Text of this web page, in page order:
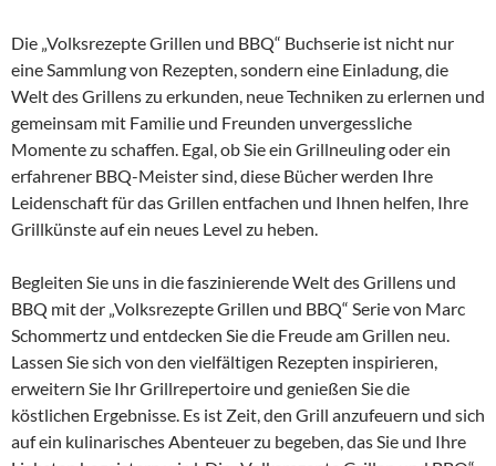
Die „Volksrezepte Grillen und BBQ“ Buchserie ist nicht nur
eine Sammlung von Rezepten, sondern eine Einladung, die
Welt des Grillens zu erkunden, neue Techniken zu erlernen und
gemeinsam mit Familie und Freunden unvergessliche
Momente zu schaffen. Egal, ob Sie ein Grillneuling oder ein
erfahrener BBQ-Meister sind, diese Bücher werden Ihre
Leidenschaft für das Grillen entfachen und Ihnen helfen, Ihre
Grillkünste auf ein neues Level zu heben.
Begleiten Sie uns in die faszinierende Welt des Grillens und
BBQ mit der „Volksrezepte Grillen und BBQ“ Serie von Marc
Schommertz und entdecken Sie die Freude am Grillen neu.
Lassen Sie sich von den vielfältigen Rezepten inspirieren,
erweitern Sie Ihr Grillrepertoire und genießen Sie die
köstlichen Ergebnisse. Es ist Zeit, den Grill anzufeuern und sich
auf ein kulinarisches Abenteuer zu begeben, das Sie und Ihre